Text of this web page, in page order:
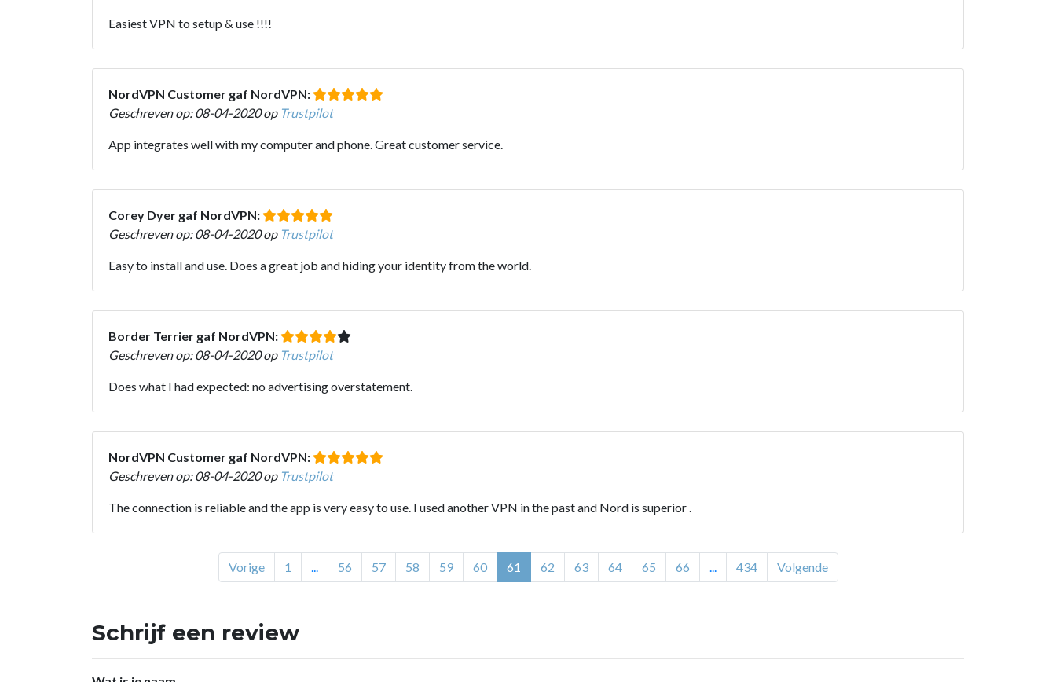
Easiest VPN to setup & use !!!!
NordVPN Customer gaf NordVPN:
Geschreven op: 08-04-2020 op Trustpilot
App integrates well with my computer and phone. Great customer service.
Corey Dyer gaf NordVPN:
Geschreven op: 08-04-2020 op Trustpilot
Easy to install and use. Does a great job and hiding your identity from the world.
Border Terrier gaf NordVPN:
Geschreven op: 08-04-2020 op Trustpilot
Does what I had expected: no advertising overstatement.
NordVPN Customer gaf NordVPN:
Geschreven op: 08-04-2020 op Trustpilot
The connection is reliable and the app is very easy to use. I used another VPN in the past and Nord is superior .
Vorige 1 56 57 58 59 60 61 62 63 64 65 66 434 Volgende
Schrijf een review